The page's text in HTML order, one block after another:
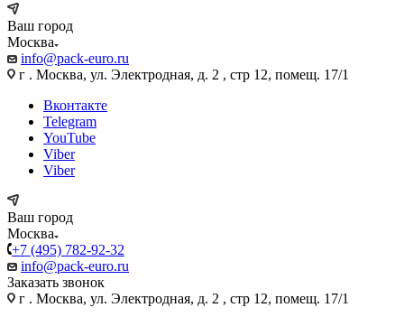
Ваш город
Москва
info@pack-euro.ru
г . Москва, ул. Электродная, д. 2 , стр 12, помещ. 17/1
Вконтакте
Telegram
YouTube
Viber
Viber
Ваш город
Москва
+7 (495) 782-92-32
info@pack-euro.ru
Заказать звонок
г . Москва, ул. Электродная, д. 2 , стр 12, помещ. 17/1